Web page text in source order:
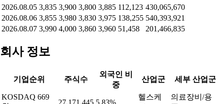
2026.08.05 3,835 3,900 3,800 3,885 112,123 430,065,670
2026.08.06 3,855 3,980 3,830 3,975 138,255 540,393,921
2026.08.07 3,990 4,000 3,860 3,960 51,458 201,466,835
회사 정보
기업순위 주식수
외국인 비
중
산업군 세부 산업군
KOSDAQ 669
27,171,445 5.83%
헬스케
의료장비/용